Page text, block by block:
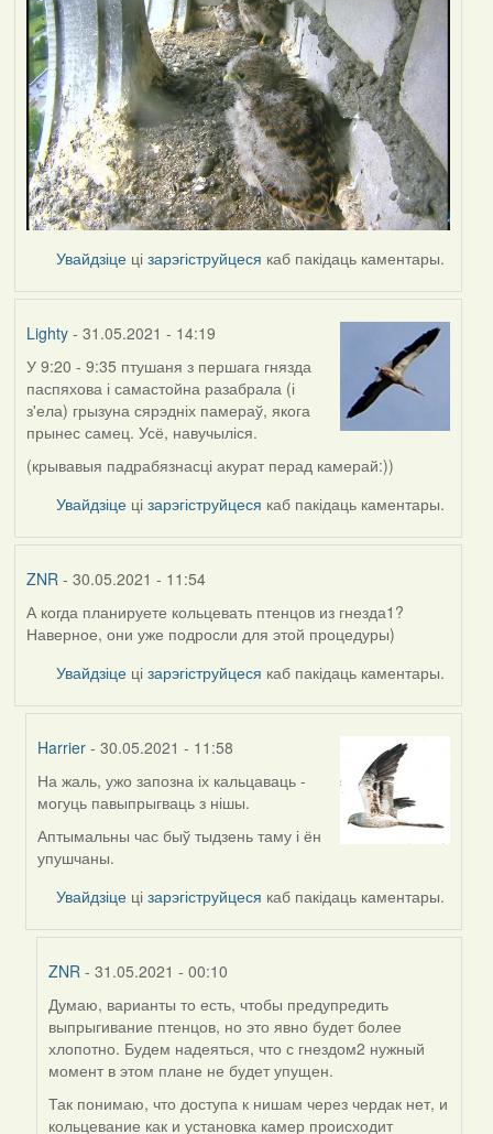
Увайдзіце цізарэгіструйцеся каб пакідаць каментары.
Lighty- 31.05.2021 - 14:19
У 9:20 - 9:35 птушаня з першага гнязда
паспяхова і самастойна разабрала (і
з'ела) грызуна сярэдніх памераў, якога
прынес самец. Усё, навучыліся.
(крывавыя падрабязнасці акурат перад камерай:))
Увайдзіце цізарэгіструйцеся каб пакідаць каментары.
ZNR - 30.05.2021 - 11:54
А когда планируете кольцевать птенцов из гнезда1?
Наверное, они уже подросли для этой процедуры)
Увайдзіце цізарэгіструйцеся каб пакідаць каментары.
Harrier - 30.05.2021 - 11:58
In
reply
to
by
На жаль, ужо запозна іх кальцаваць -
могуць павыпрыгваць з нішы.
Аптымальны час быў тыдзень таму і ён
упушчаны.
Увайдзіце цізарэгіструйцеся каб пакідаць каментары.
ZNR - 31.05.2021 - 00:10
In
reply
to
by
Harrier
Думаю, варианты то есть, чтобы предупредить
выпрыгивание птенцов, но это явно будет более
хлопотно. Будем надеяться, что с гнездом2 нужный
момент в этом плане не будет упущен.
Так понимаю, что доступа к нишам через чердак нет, и
кольцевание как и установка камер происходит